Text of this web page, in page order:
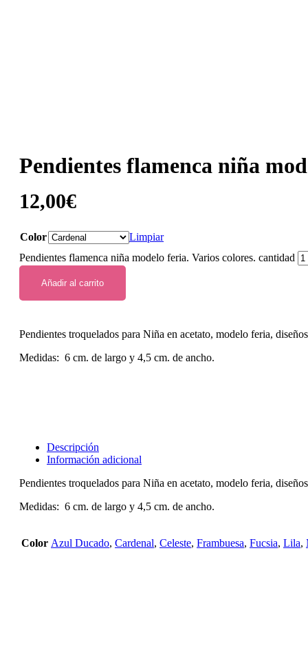
Pendientes flamenca niña
12,00€
Color
Limpiar
Pendientes flamenca niña modelo feria. Varios colores. cantidad
Añadir al carrito
Pendientes troquelados para Niña en acetato, modelo feria,
Medidas: 6 cm. de largo y 4,5 cm. de ancho.
Descripción
Información adicional
Pendientes troquelados para Niña en acetato, modelo feria,
Medidas: 6 cm. de largo y 4,5 cm. de ancho.
Color Azul Ducado, Cardenal, Celeste, Frambuesa, Fucsia, Lila,